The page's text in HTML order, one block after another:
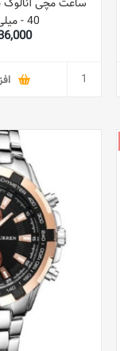
- 40 میلی متر - نقره ای